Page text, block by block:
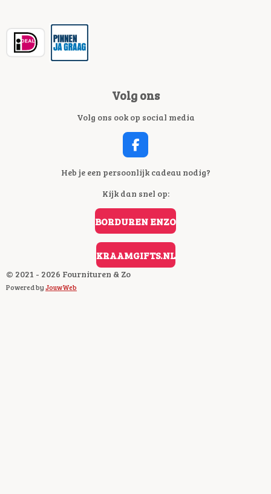
Volg ons
Volg ons ook op social media
F
A
C
B
O
O
Heb je een persoonlijk cadeau nodig?
Kijk dan snel op:
BORDUREN ENZO
KRAAMGIFTS.NL
© 2021 - 2026 Fournituren & Zo
Powered byJouwWeb